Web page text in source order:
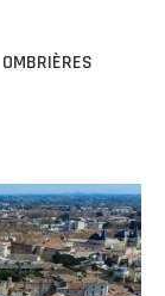
OMBRIÈRES